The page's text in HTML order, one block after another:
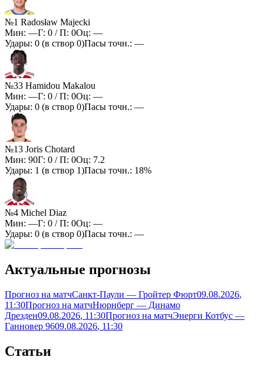
№1 Radosław Majecki
Мин: —Г: 0 / П: 0Оц: —
Удары: 0 (в створ 0)Пасы точн.: —
№33 Hamidou Makalou
Мин: —Г: 0 / П: 0Оц: —
Удары: 0 (в створ 0)Пасы точн.: —
№13 Joris Chotard
Мин: 90Г: 0 / П: 0Оц: 7.2
Удары: 1 (в створ 1)Пасы точн.: 18%
№4 Michel Diaz
Мин: —Г: 0 / П: 0Оц: —
Удары: 0 (в створ 0)Пасы точн.: —
Актуальные прогнозы
Прогноз на матчСанкт-Паули — Гройтер Фюрт09.08.2026,
11:30Прогноз на матчНюрнберг — Динамо
Дрезден09.08.2026, 11:30Прогноз на матчЭнерги Котбус —
Ганновер 9609.08.2026, 11:30
Статьи